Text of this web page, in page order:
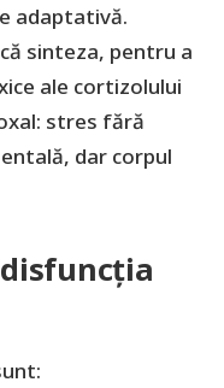
adaptativă.
sinteza, pentru a
ale cortizolului
stres fără
dar corpul